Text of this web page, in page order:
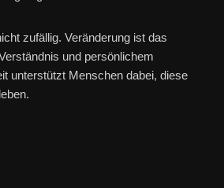
zufällig. Veränderung ist das
und persönlichem
unterstützt Menschen dabei, diese